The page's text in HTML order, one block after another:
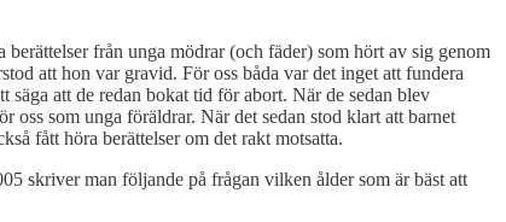
från unga mödrar (och fäder) som hört av sig genom
att hon var gravid. För oss båda var det inget att fundera
att de redan bokat tid för abort. När de sedan blev
som unga föräldrar. När det sedan stod klart att barnet
fått höra berättelser om det rakt motsatta.
skriver man följande på frågan vilken ålder som är bäst att